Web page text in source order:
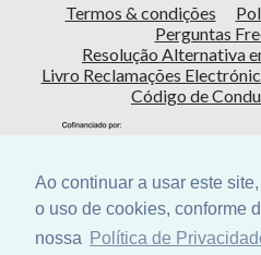
Ao continuar a usar este
o uso de cookies, conforme
nossa
Política de
Termos & condições
Perguntas
Resolução Alternativa
Livro Reclamações
Código de